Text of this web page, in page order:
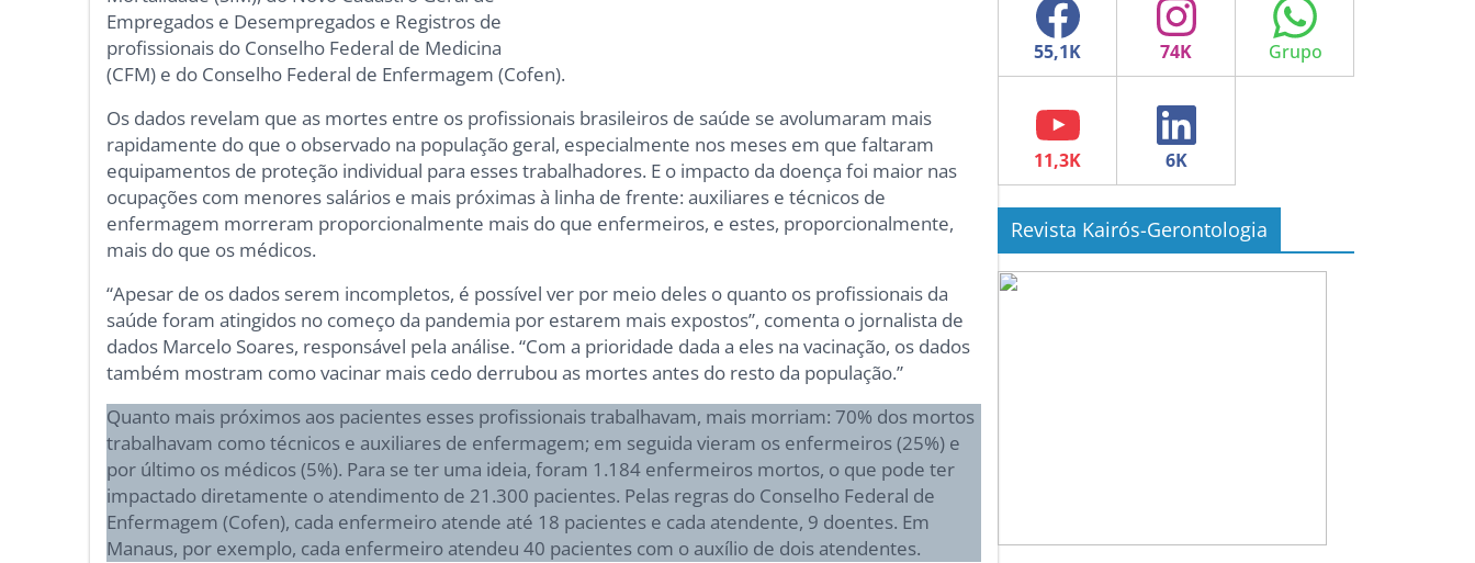
Empregados e Desempregados e Registros de
profissionais do Conselho Federal de Medicina
(CFM) e do Conselho Federal de Enfermagem (Cofen).
Os dados revelam que as mortes entre os profissionais brasileiros de saúde se avolumaram mais
rapidamente do que o observado na população geral, especialmente nos meses em que faltaram
equipamentos de proteção individual para esses trabalhadores. E o impacto da doença foi maior nas
ocupações com menores salários e mais próximas à linha de frente: auxiliares e técnicos de
enfermagem morreram proporcionalmente mais do que enfermeiros, e estes, proporcionalmente,
mais do que os médicos.
“Apesar de os dados serem incompletos, é possível ver por meio deles o quanto os profissionais da
saúde foram atingidos no começo da pandemia por estarem mais expostos”, comenta o jornalista de
dados Marcelo Soares, responsável pela análise. “Com a prioridade dada a eles na vacinação, os dados
também mostram como vacinar mais cedo derrubou as mortes antes do resto da população.”
Quanto mais próximos aos pacientes esses profissionais trabalhavam, mais morriam: 70% dos mortos
trabalhavam como técnicos e auxiliares de enfermagem; em seguida vieram os enfermeiros (25%) e
por último os médicos (5%). Para se ter uma ideia, foram 1.184 enfermeiros mortos, o que pode ter
impactado diretamente o atendimento de 21.300 pacientes. Pelas regras do Conselho Federal de
Enfermagem (Cofen), cada enfermeiro atende até 18 pacientes e cada atendente, 9 doentes. Em
Manaus, por exemplo, cada enfermeiro atendeu 40 pacientes com o auxílio de dois atendentes.
YouTube LinkedIn
Revista Kairós-Gerontologia